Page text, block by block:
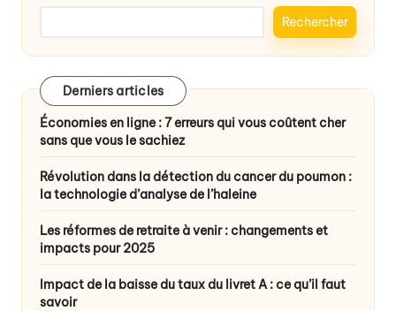
Rechercher
Derniers articles
Économies en ligne : 7 erreurs qui vous coûtent cher
sans que vous le sachiez
Révolution dans la détection du cancer du poumon :
la technologie d’analyse de l’haleine
Les réformes de retraite à venir : changements et
impacts pour 2025
Impact de la baisse du taux du livret A : ce qu’il faut
savoir